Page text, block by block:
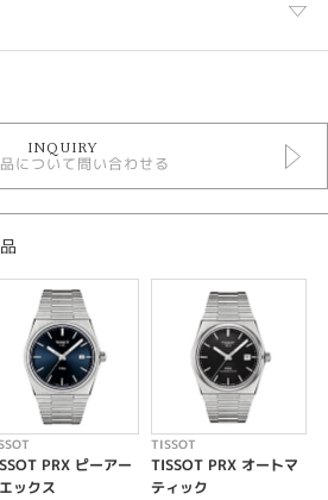
INQUIRY
について問い合わせる
PRX ピーアー
ックス
TISSOT
TISSOT PRX オートマ
ティック